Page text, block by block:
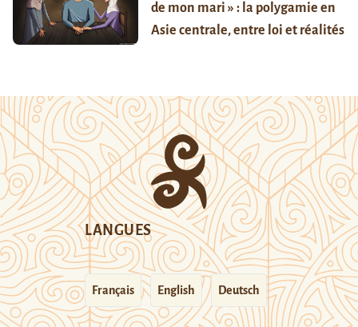
de mon mari » : la polygamie en
Asie centrale, entre loi et réalités
LANGUES
Français English Deutsch